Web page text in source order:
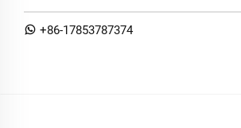
+86-17853787374